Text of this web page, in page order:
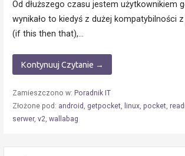
Od dłuższego czasu jestem użytkownikiem
wynikało to kiedyś z dużej kompatybilności
(if this then that),…
Kontynuuj Czytanie →
Zamieszczono w: Poradnik IT
Złożone pod: android getpocket, linux, pocket,
serwer, v2 wallabag